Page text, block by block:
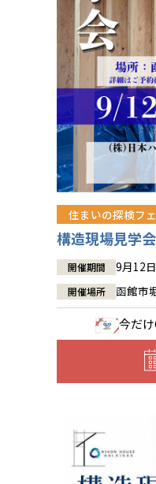
住まいの探検フ
構造現場見学会
開催期間 9月12
開催場所 函館市
今だけ